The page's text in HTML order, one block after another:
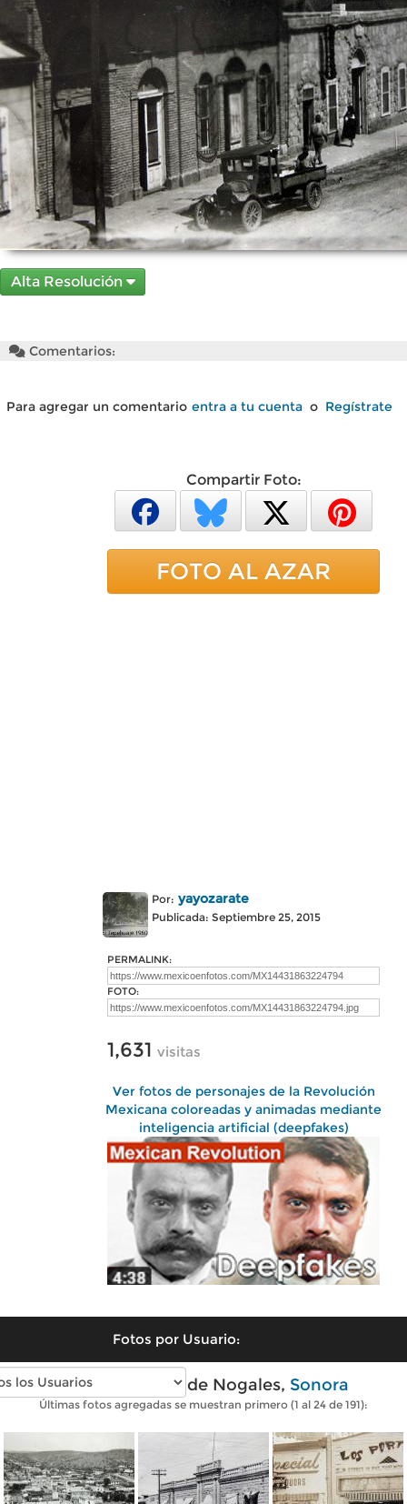
Alta Resolución
Comentarios:
Para agregar un comentario entra a tu cuenta o Regístrate
Compartir Foto:
FOTO AL AZAR
Por: yayozarate
Publicada: Septiembre 25, 2015
PERMALINK:
FOTO:
1,631 visitas
Ver fotos de personajes de la Revolución
Mexicana coloreadas y animadas mediante
inteligencia artificial (deepfakes)
Fotos por Usuario:
Fotos antiguas de Nogales, Sonora
Últimas fotos agregadas se muestran primero (1 al 24 de 191):